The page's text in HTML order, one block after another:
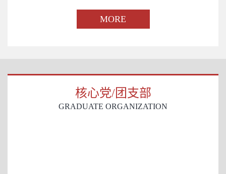
ocessing》正式录用。
MORE
核心党/团支部
GRADUATE ORGANIZATION